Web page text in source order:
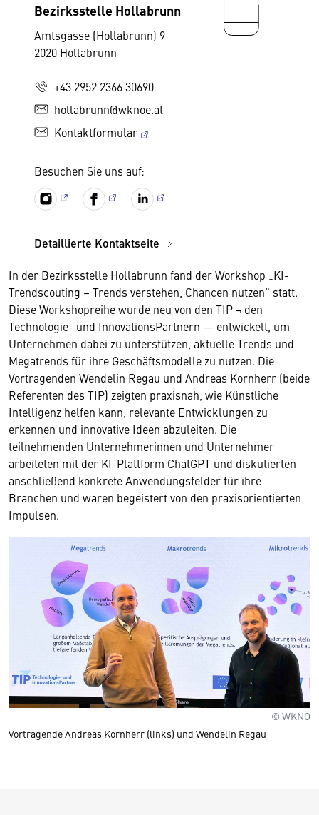
Bezirksstelle Hollabrunn
Amtsgasse (Hollabrunn) 9
2020 Hollabrunn
+43 2952 2366 30690
hollabrunn@wknoe.at
Kontaktformular
Besuchen Sie uns auf:
Detaillierte Kontaktseite
In der Bezirksstelle Hollabrunn fand der Workshop „KI-
Trendscouting – Trends verstehen, Chancen nutzen“ statt.
Diese Workshopreihe wurde neu von den TIP ¬ den
Technologie- und InnovationsPartnern — entwickelt, um
Unternehmen dabei zu unterstützen, aktuelle Trends und
Megatrends für ihre Geschäftsmodelle zu nutzen. Die
Vortragenden Wendelin Regau und Andreas Kornherr (beide
Referenten des TIP) zeigten praxisnah, wie Künstliche
Intelligenz helfen kann, relevante Entwicklungen zu
erkennen und innovative Ideen abzuleiten. Die
teilnehmenden Unternehmerinnen und Unternehmer
arbeiteten mit der KI-Plattform ChatGPT und diskutierten
anschließend konkrete Anwendungsfelder für ihre
Branchen und waren begeistert von den praxisorientierten
Impulsen.
© WKNÖ
Vortragende Andreas Kornherr (links) und Wendelin Regau